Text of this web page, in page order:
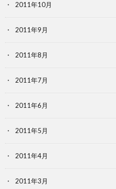
2011年10月
2011年9月
2011年8月
2011年7月
2011年6月
2011年5月
2011年4月
2011年3月